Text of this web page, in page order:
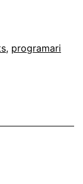
d’estil
, programari